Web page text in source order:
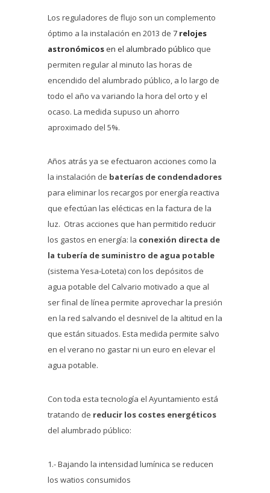
Los reguladores de flujo son un complemento
óptimo a la instalación en 2013 de 7 relojes
astronómicosen el alumbrado público que
permiten regular al minuto las horas de
encendido del alumbrado público, a lo largo de
todo el año va variando la hora del orto y el
ocaso. La medida supuso un ahorro
aproximado del 5%.
Años atrás ya se efectuaron acciones como la
la instalación de baterías de condendadores
para eliminar los recargos por energía reactiva
que efectúan las elécticas en la factura de la
luz. Otras acciones que han permitido reducir
los gastos en energía: la conexión directa de
la tubería de suministro de agua potable
(sistema Yesa-Loteta) con los depósitos de
agua potable del Calvario motivado a que al
ser final de línea permite aprovechar la presión
en la red salvando el desnivel de la altitud en la
que están situados. Esta medida permite salvo
en el verano no gastar ni un euro en elevar el
agua potable.
Con toda esta tecnología el Ayuntamiento está
tratando de reducir los costes energéticos
del alumbrado público:
1.- Bajando la intensidad lumínica se reducen
los watios consumidos